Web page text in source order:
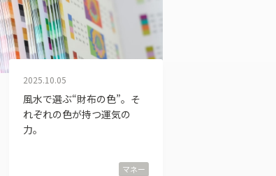
2025.10.05
風水で選ぶ“財布の色”。そ
れぞれの色が持つ運気の
力。
マネー